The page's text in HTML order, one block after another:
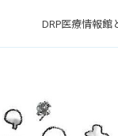
DRP医療情報館